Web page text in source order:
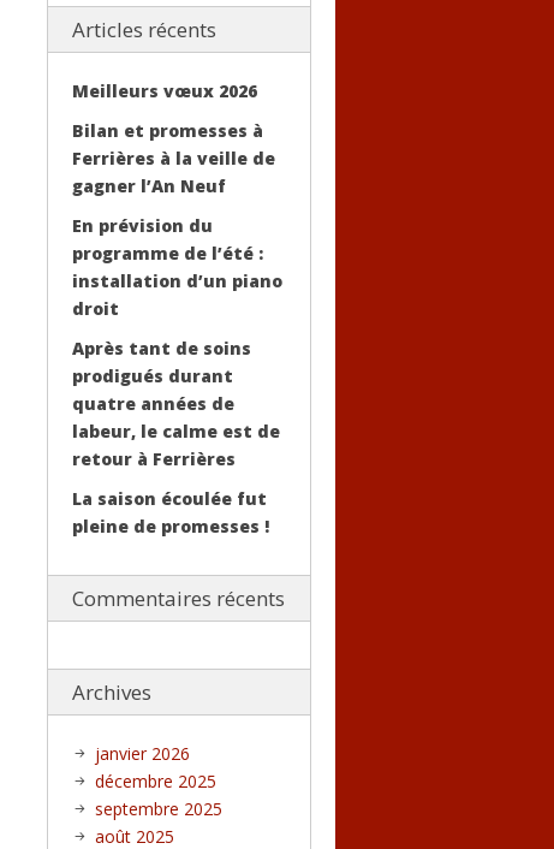
Articles récents
Meilleurs vœux 2026
Bilan et promesses à
Ferrières à la veille de
gagner l’An Neuf
En prévision du
programme de l’été :
installation d’un piano
droit
Après tant de soins
prodigués durant
quatre années de
labeur, le calme est de
retour à Ferrières
La saison écoulée fut
pleine de promesses !
Commentaires récents
Archives
janvier 2026
décembre 2025
septembre 2025
août 2025